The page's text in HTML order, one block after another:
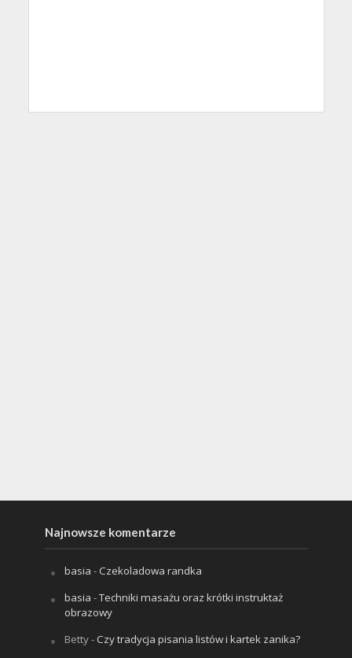
Najnowsze komentarze
basia -Czekoladowa randka
basia -Techniki masażu oraz krótki instruktaż
obrazowy
Betty-Czy tradycja pisania listów i kartek zanika?